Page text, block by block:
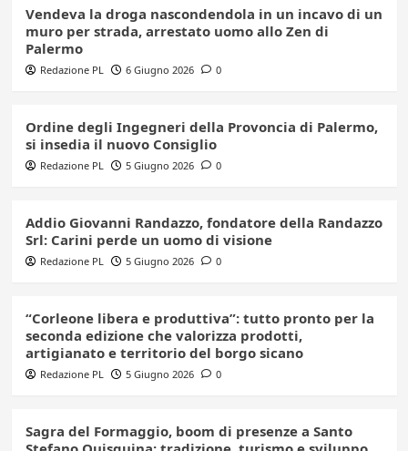
Vendeva la droga nascondendola in un incavo di un
muro per strada, arrestato uomo allo Zen di
Palermo
Redazione PL 6 Giugno 2026 0
Ordine degli Ingegneri della Provoncia di Palermo,
si insedia il nuovo Consiglio
Redazione PL 5 Giugno 2026 0
Addio Giovanni Randazzo, fondatore della Randazzo
Srl: Carini perde un uomo di visione
Redazione PL 5 Giugno 2026 0
“Corleone libera e produttiva”: tutto pronto per la
seconda edizione che valorizza prodotti,
artigianato e territorio del borgo sicano
Redazione PL 5 Giugno 2026 0
Sagra del Formaggio, boom di presenze a Santo